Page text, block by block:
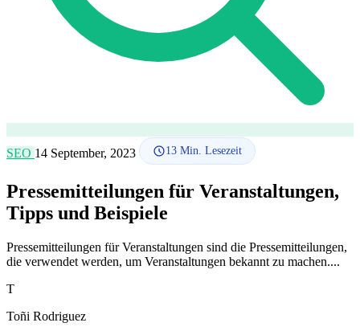
SEO 14 September, 2023 13 Min. Lesezeit
Pressemitteilungen für Veranstaltungen,
Tipps und Beispiele
Pressemitteilungen für Veranstaltungen sind die Pressemitteilungen,
die verwendet werden, um Veranstaltungen bekannt zu machen....
T
Toñi Rodriguez